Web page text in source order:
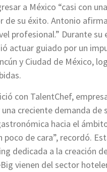
a México “casi con
de su éxito. Antonio
profesional.” Durante
actuar guiado por un
y Ciudad de México,
con TalentChef,
creciente demanda
hacia el
poco de cara”, recordó.
dedicada a la creación
vienen del sector